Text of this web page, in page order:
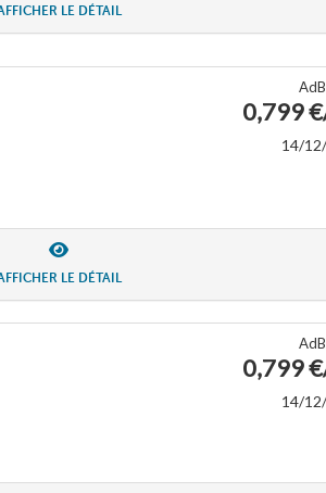
LE DÉTAIL
0,799
14/
LE DÉTAIL
0,799
14/